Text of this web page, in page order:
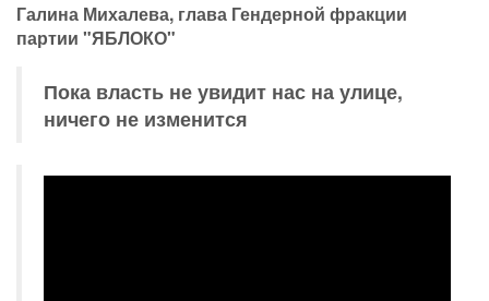
Галина Михалева, глава Гендерной фракции
партии "ЯБЛОКО"
Пока власть не увидит нас на улице,
ничего не изменится